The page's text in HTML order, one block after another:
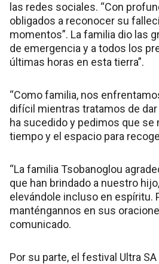
las redes sociales. “Con
obligados a reconocer su
momentos”. La familia dio las
de emergencia y a todos los
últimas horas en esta tierra”.
“Como familia, nos
difícil mientras tratamos de
ha sucedido y pedimos que se
tiempo y el espacio para
“La familia Tsobanoglou
que han brindado a nuestro
elevándole incluso en espíritu.
manténgannos en sus
comunicado.
Por su parte, el festival Ultra